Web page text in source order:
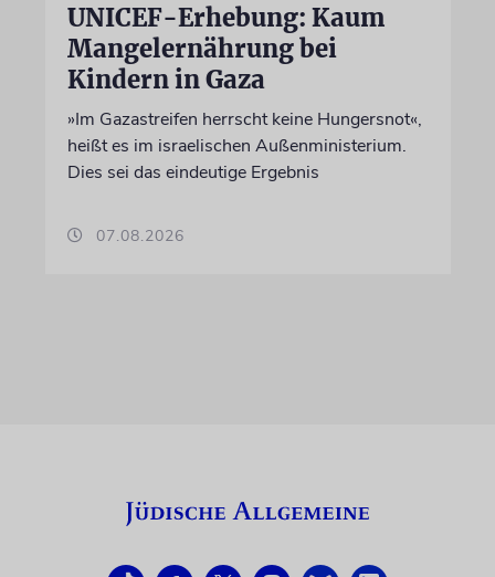
UNICEF-Erhebung: Kaum
Mangelernährung bei
Kindern in Gaza
»Im Gazastreifen herrscht keine Hungersnot«,
heißt es im israelischen Außenministerium.
Dies sei das eindeutige Ergebnis
07.08.2026